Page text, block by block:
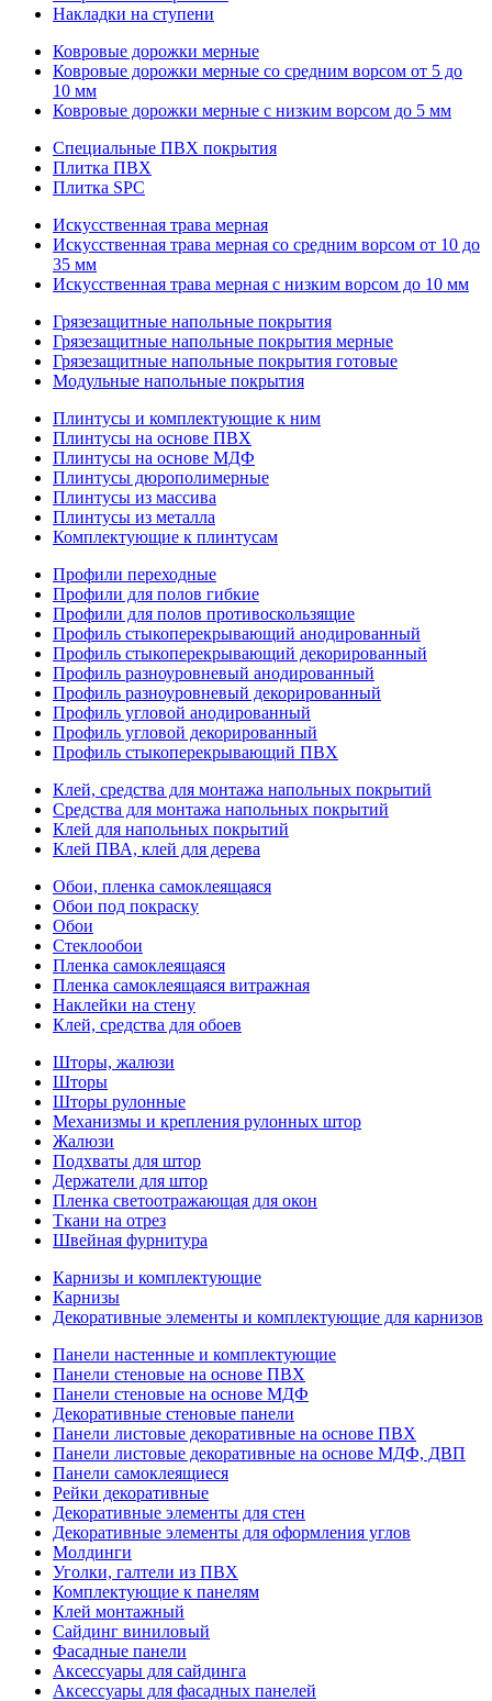
Накладки на ступени
Ковровые дорожки мерные
Ковровые дорожки мерные со средним ворсом от 5 до
10 мм
Ковровые дорожки мерные с низким ворсом до 5 мм
Специальные ПВХ покрытия
Плитка ПВХ
Плитка SPC
Искуccтвенная трава мерная
Искусственная трава мерная со средним ворсом от 10 до
35 мм
Искусственная трава мерная с низким ворсом до 10 мм
Грязезащитные напольные покрытия
Грязезащитные напольные покрытия мерные
Грязезащитные напольные покрытия готовые
Модульные напольные покрытия
Плинтусы и комплектующие к ним
Плинтусы на основе ПВХ
Плинтусы на основе МДФ
Плинтусы дюрополимерные
Плинтусы из массива
Плинтусы из металла
Комплектующие к плинтусам
Профили переходные
Профили для полов гибкие
Профили для полов противоскользящие
Профиль стыкоперекрывающий анодированный
Профиль стыкоперекрывающий декорированный
Профиль разноуровневый анодированный
Профиль разноуровневый декорированный
Профиль угловой анодированный
Профиль угловой декорированный
Профиль стыкоперекрывающий ПВХ
Клей, средства для монтажа напольных покрытий
Средства для монтажа напольных покрытий
Клей для напольных покрытий
Клей ПВА, клей для дерева
Обои, пленка самоклеящаяся
Обои под покраску
Обои
Стеклообои
Пленка самоклеящаяся
Пленка самоклеящаяся витражная
Наклейки на стену
Клей, средства для обоев
Шторы, жалюзи
Шторы
Шторы рулонные
Механизмы и крепления рулонных штор
Жалюзи
Подхваты для штор
Держатели для штор
Пленка светоотражающая для окон
Ткани на отрез
Швейная фурнитура
Карнизы и комплектующие
Карнизы
Декоративные элементы и комплектующие для карнизов
Панели настенные и комплектующие
Панели стеновые на основе ПВХ
Панели стеновые на основе МДФ
Декоративные стеновые панели
Панели листовые декоративные на основе ПВХ
Панели листовые декоративные на основе МДФ, ДВП
Панели самоклеящиеся
Рейки декоративные
Декоративные элементы для стен
Декоративные элементы для оформления углов
Молдинги
Уголки, галтели из ПВХ
Комплектующие к панелям
Клей монтажный
Сайдинг виниловый
Фасадные панели
Аксессуары для сайдинга
Аксессуары для фасадных панелей